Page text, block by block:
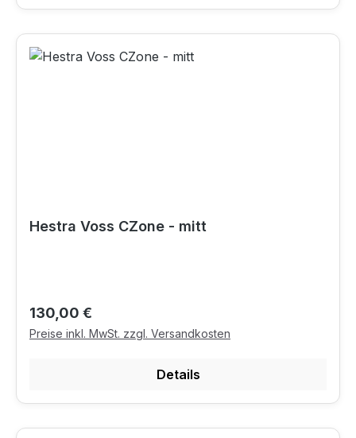
Hestra Voss CZone - mitt
Regulärer Preis:
130,00 €
Preise inkl. MwSt. zzgl. Versandkosten
Details